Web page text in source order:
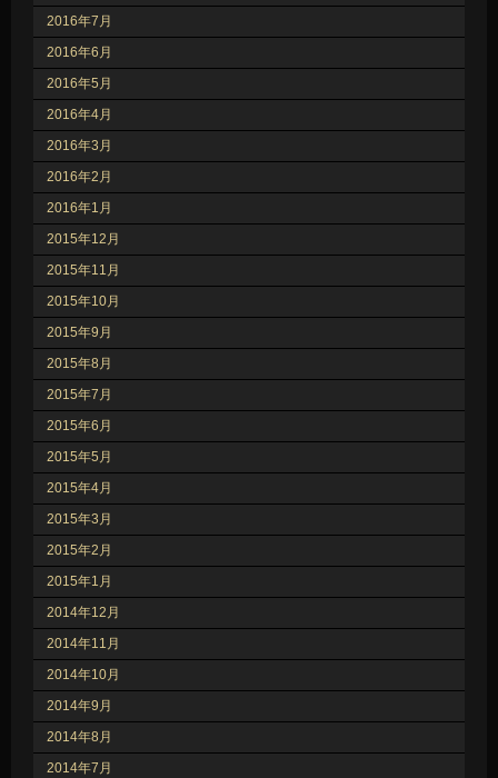
2016年7月
2016年6月
2016年5月
2016年4月
2016年3月
2016年2月
2016年1月
2015年12月
2015年11月
2015年10月
2015年9月
2015年8月
2015年7月
2015年6月
2015年5月
2015年4月
2015年3月
2015年2月
2015年1月
2014年12月
2014年11月
2014年10月
2014年9月
2014年8月
2014年7月